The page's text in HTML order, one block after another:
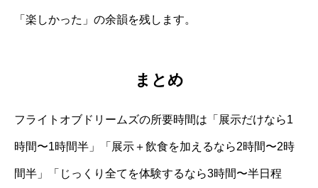
「楽しかった」の余韻を残します。
まとめ
フライトオブドリームズの所要時間は「展示だけなら1
時間〜1時間半」「展示＋飲食を加えるなら2時間〜2時
間半」「じっくり全てを体験するなら3時間〜半日程